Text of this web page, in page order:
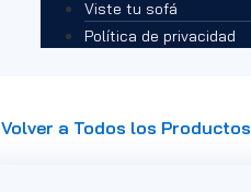
Viste tu sofá
Política de privacidad
Volver a Todos los Productos